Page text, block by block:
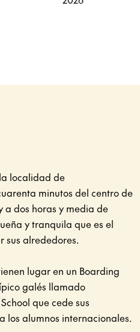
localidad de
minutos del centro de
a dos horas y media de
y tranquila que es el
sus alrededores.
lugar en un Boarding
galés llamado
que cede sus
los alumnos internacionales.